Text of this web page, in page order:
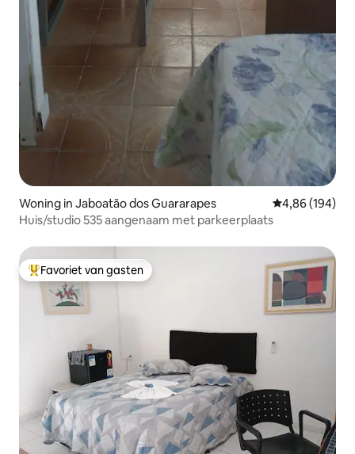
Woning in Jaboatão dos Guararapes Gemiddelde
4,86 (194)
Huis/studio 535 aangenaam met parkeerplaats
Topfavoriet van gasten
Favoriet van gasten